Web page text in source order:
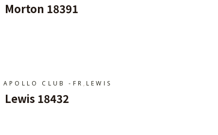
Morton 18391
APOLLO CLUB -FR , LEWIS
Lewis 18432